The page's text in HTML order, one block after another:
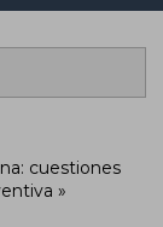
cuestiones